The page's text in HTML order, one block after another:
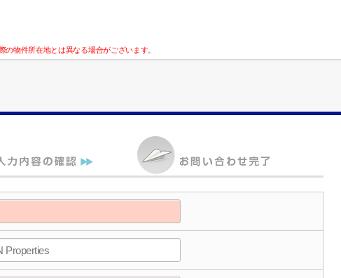
物件所在地とは異なる場合がございます。